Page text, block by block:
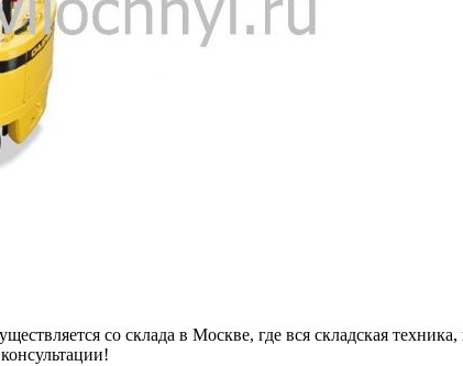
со склада в Москве, где вся складская